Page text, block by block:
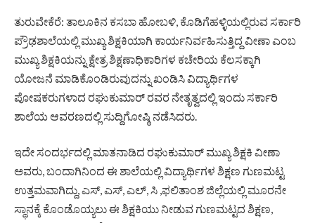
ತುರುವೇಕೆರೆ: ತಾಲೂಕಿನ ಕಸಬಾ ಹೋಬಳಿ, ಕೊಡಿಗೆಹಳ್ಳಿಯಲ್ಲಿರುವ ಸರ್ಕಾರಿ
ಪ್ರೌಢಶಾಲೆಯಲ್ಲಿ ಮುಖ್ಯ ಶಿಕ್ಷಕಿಯಾಗಿ ಕಾರ್ಯನಿರ್ವಹಿಸುತ್ತಿದ್ದ ವೀಣಾ ಎಂಬ
ಮುಖ್ಯ ಶಿಕ್ಷಕಿಯನ್ನು ಕ್ಷೇತ್ರ ಶಿಕ್ಷಣಾಧಿಕಾರಿಗಳ ಕಚೇರಿಯ ಕೆಲಸಕ್ಕಾಗಿ
ಯೋಜನೆ ಮಾಡಿಕೊಂಡಿರುವುದನ್ನು ಖಂಡಿಸಿ ವಿದ್ಯಾರ್ಥಿಗಳ
ಪೋಷಕರುಗಳಾದ ರಘುಕುಮಾರ್ ರವರ ನೇತೃತ್ವದಲ್ಲಿ ಇಂದು ಸರ್ಕಾರಿ
ಶಾಲೆಯ ಆವರಣದಲ್ಲಿ ಸುದ್ದಿಗೋಷ್ಠಿ ನಡೆಸಿದರು.
ಇದೇ ಸಂದರ್ಭದಲ್ಲಿ ಮಾತನಾಡಿದ ರಘುಕುಮಾರ್ ಮುಖ್ಯ ಶಿಕ್ಷಕಿ ವೀಣಾ
ಅವರು, ಬಂದಾಗಿನಿಂದ ಈ ಶಾಲೆಯಲ್ಲಿ ವಿದ್ಯಾರ್ಥಿಗಳ ಶಿಕ್ಷಣ ಗುಣಮಟ್ಟ
ಉತ್ತಮವಾಗಿದ್ದು, ಎಸ್, ಎಸ್, ಎಲ್, ಸಿ ,ಫಲಿತಾಂಶ ಜಿಲ್ಲೆಯಲ್ಲಿ ಮೂರನೇ
ಸ್ಥಾನಕ್ಕೆ ಕೊಂಡೊಯ್ಯಲು ಈ ಶಿಕ್ಷಕಿಯು ನೀಡುವ ಗುಣಮಟ್ಟದ ಶಿಕ್ಷಣ,